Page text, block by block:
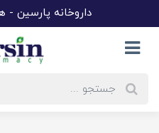
داروخانه پارسین